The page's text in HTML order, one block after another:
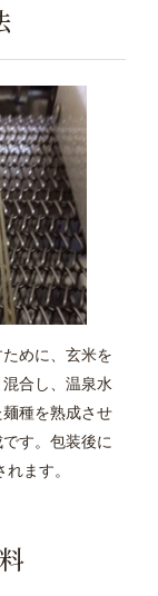
めに、玄米を
合し、温泉水
種を熟成させ
す。包装後に
ます。